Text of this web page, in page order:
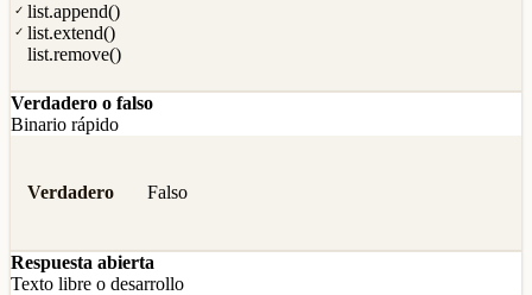
✓ list.append()
✓ list.extend()
list.remove()
Verdadero o falso
Binario rápido
Verdadero Falso
Respuesta abierta
Texto libre o desarrollo